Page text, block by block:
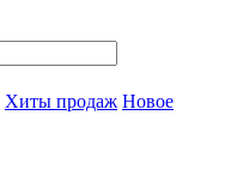
Хиты продаж Новое